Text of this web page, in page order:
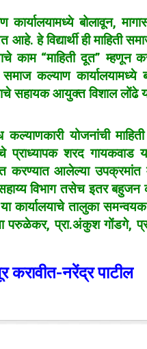
कार्यालयामध्ये बोलावून,
हे विद्यार्थी ही माहिती
काम “माहिती दूत”
समाज कल्याण कार्यालयामध्ये
सहायक आयुक्त विशाल लोंढे
कल्याणकारी योजनांची
प्राध्यापक शरद गायकवाड
आलेल्या उपक्रमांत
विभाग तसेच इतर बहुजन
या कार्यालयाचे तालुका
परुळेकर, प्रा.अंकुश गोंडगे,
नरेंद्र पाटील